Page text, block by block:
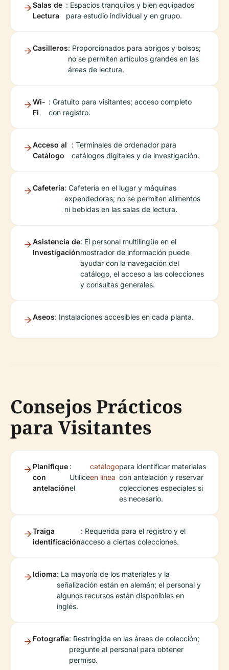
Salas de
Lectura
: Espacios tranquilos y bien equipados
para estudio individual y en grupo.
Casilleros: Proporcionados para abrigos y bolsos;
no se permiten artículos grandes en las
áreas de lectura.
Wi-
Fi
: Gratuito para visitantes; acceso completo
con registro.
Acceso al
Catálogo
: Terminales de ordenador para
catálogos digitales y de investigación.
Cafetería: Cafetería en el lugar y máquinas
expendedoras; no se permiten alimentos
ni bebidas en las salas de lectura.
Asistencia de
Investigación
: El personal multilingüe en el
mostrador de información puede
ayudar con la navegación del
catálogo, el acceso a las colecciones
y consultas generales.
Aseos: Instalaciones accesibles en cada planta.
Consejos Prácticos
para Visitantes
Planifique
con
antelación
:
Utilice
el
catálogo
en línea
para identificar materiales
con antelación y reservar
colecciones especiales si
es necesario.
Traiga
identificación
: Requerida para el registro y el
acceso a ciertas colecciones.
Idioma: La mayoría de los materiales y la
señalización están en alemán; el personal y
algunos recursos están disponibles en
inglés.
Fotografía: Restringida en las áreas de colección;
pregunte al personal para obtener
permiso.